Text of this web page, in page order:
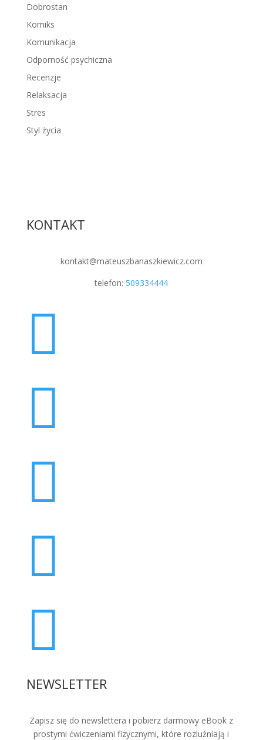
Dobrostan
Komiks
Komunikacja
Odporność psychiczna
Recenzje
Relaksacja
Stres
Styl życia
KONTAKT
kontakt@mateuszbanaszkiewicz.com
telefon:509334444





NEWSLETTER
Zapisz się do newslettera i pobierz darmowy eBook z
prostymi ćwiczeniami fizycznymi, które rozluźniają i